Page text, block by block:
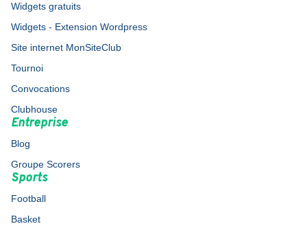
Widgets gratuits
Widgets - Extension Wordpress
Site internet MonSiteClub
Tournoi
Convocations
Clubhouse
Entreprise
Blog
Groupe Scorers
Sports
Football
Basket